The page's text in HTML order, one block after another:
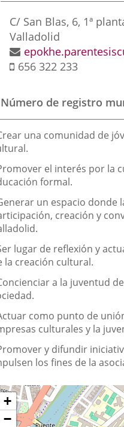
Dirección
postal
C/ San Blas, 6, 1ª
Valladolid
Dirección
de
electrónico
Móvil
656 322 233
Número de registro
una comunidad de
el interés por la
formal.
un espacio donde
creación y
lugar de reflexión y
la creación cultural.
a la juventud
como punto de
culturales y la
y difundir
los fines de la
+
−